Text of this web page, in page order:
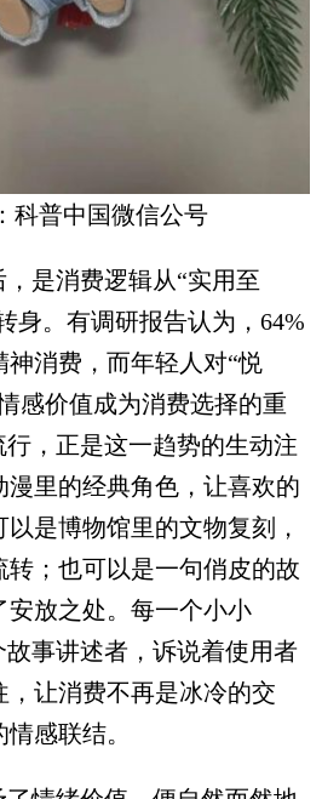
科普中国微信公号
是消费逻辑从“实用至
身。有调研报告认为，64%
消费，而年轻人对“悦
感价值成为消费选择的重
行，正是这一趋势的生动注
漫里的经典角色，让喜欢的
是博物馆里的文物复刻，
；也可以是一句俏皮的故
安放之处。每一个小小
故事讲述者，诉说着使用者
，让消费不再是冰冷的交
感联结。